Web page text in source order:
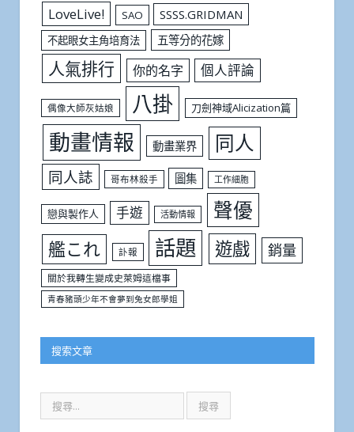
LoveLive! SAO SSSS.GRIDMAN
不起眼女主角培育法 五等分的花嫁
人氣排行 你的名字 個人評論
偶像大師灰姑娘 八掛 刀劍神域Alicization篇
動畫情報 動畫業界 同人
同人誌 哥布林殺手 圖集 工作細胞
戀與製作人 手遊 活動情報 聲優
艦これ 訃報 話題 遊戲 銷量
關於我轉生變成史萊姆這檔事
青春豬頭少年不會夢到兔女郎學姐
搜索文章